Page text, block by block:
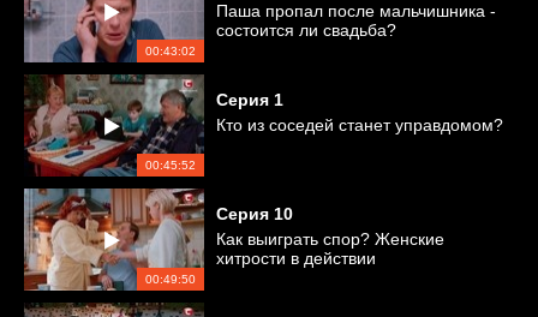
00:43:02
Паша пропал после мальчишника -
состоится ли свадьба?
00:45:52
Серия 1
Кто из соседей станет управдомом?
00:49:50
Серия 10
Как выиграть спор? Женские
хитрости в действии